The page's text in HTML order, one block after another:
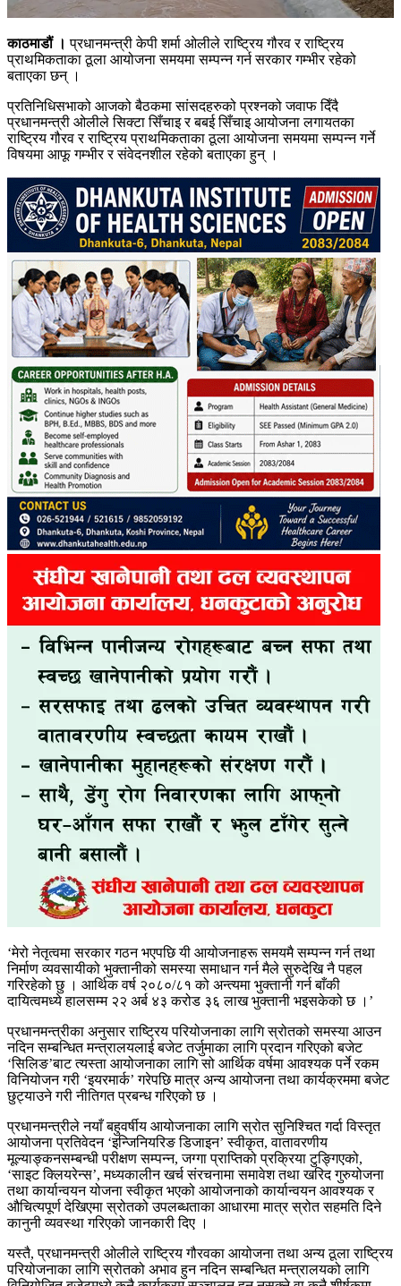
काठमाडौं । प्रधानमन्त्री केपी शर्मा ओलीले राष्ट्रिय गौरव र राष्ट्रिय
प्राथमिकताका ठूला आयोजना समयमा सम्पन्न गर्न सरकार गम्भीर रहेको
बताएका छन् ।
प्रतिनिधिसभाको आजको बैठकमा सांसदहरुको प्रश्नको जवाफ दिँदै
प्रधानमन्त्री ओलीले सिक्टा सिँचाइ र बबई सिँचाइ आयोजना लगायतका
राष्ट्रिय गौरव र राष्ट्रिय प्राथमिकताका ठूला आयोजना समयमा सम्पन्न गर्ने
विषयमा आफू गम्भीर र संवेदनशील रहेको बताएका हुन् ।
‘मेरो नेतृत्वमा सरकार गठन भएपछि यी आयोजनाहरू समयमै सम्पन्न गर्न तथा
निर्माण व्यवसायीको भुक्तानीको समस्या समाधान गर्न मैले सुरुदेखि नै पहल
गरिरहेको छु । आर्थिक वर्ष २०८०/८१ को अन्त्यमा भुक्तानी गर्न बाँकी
दायित्वमध्ये हालसम्म २२ अर्ब ४३ करोड ३६ लाख भुक्तानी भइसकेको छ ।’
प्रधानमन्त्रीका अनुसार राष्ट्रिय परियोजनाका लागि स्रोतको समस्या आउन
नदिन सम्बन्धित मन्त्रालयलाई बजेट तर्जुमाका लागि प्रदान गरिएको बजेट
‘सिलिङ’बाट त्यस्ता आयोजनाका लागि सो आर्थिक वर्षमा आवश्यक पर्ने रकम
विनियोजन गरी ‘इयरमार्क’ गरेपछि मात्र अन्य आयोजना तथा कार्यक्रममा बजेट
छुट्याउने गरी नीतिगत प्रबन्ध गरिएको छ ।
प्रधानमन्त्रीले नयाँ बहुवर्षीय आयोजनाका लागि स्रोत सुनिश्चित गर्दा विस्तृत
आयोजना प्रतिवेदन ‘इन्जिनियरिङ डिजाइन’ स्वीकृत, वातावरणीय
मूल्याङ्कनसम्बन्धी परीक्षण सम्पन्न, जग्गा प्राप्तिको प्रक्रिया टुङ्गिएको,
‘साइट क्लियरेन्स’, मध्यकालीन खर्च संरचनामा समावेश तथा खरिद गुरुयोजना
तथा कार्यान्वयन योजना स्वीकृत भएको आयोजनाको कार्यान्वयन आवश्यक र
औचित्यपूर्ण देखिएमा स्रोतको उपलब्धताका आधारमा मात्र स्रोत सहमति दिने
कानुनी व्यवस्था गरिएको जानकारी दिए ।
यस्तै, प्रधानमन्त्री ओलीले राष्ट्रिय गौरवका आयोजना तथा अन्य ठूला राष्ट्रिय
परियोजनाका लागि स्रोतको अभाव हुन नदिन सम्बन्धित मन्त्रालयको लागि